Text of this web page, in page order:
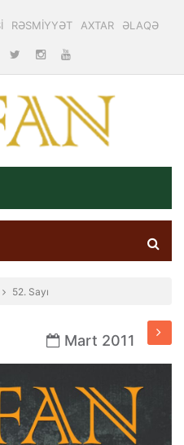
RƏSMİYYƏT AXTAR ƏLAQƏ
52. Sayı
Mart 2011